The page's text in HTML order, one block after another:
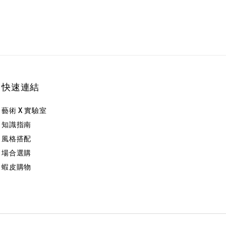
快速連結
藝術 X 實驗室
知識指南
風格搭配
場合選購
蝦皮購物